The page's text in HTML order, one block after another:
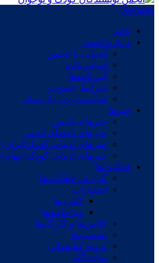
Navigate
خانه
درباره انجمن
آشنایی با انجمن
اساس‌نامه
آیین‌نامه‌ها
شرایط عضویت
هیئت‌مدیره و بازرسان
خبرها
خبرهای انجمن
خبرهای اعضای انجمن
خبرهای ادبیات کودک(ایران)
خبرهای ادبیات کودک(جهان)
فعالیت‌ها
گزارش فعالیت‌ها
انتشارات
کتاب ها
ویژه‌نامه‌ها
کلاس‌ها و کارگاه‌ها
نشست‌ها
ترویج کتابخوانی
نمایشگاه